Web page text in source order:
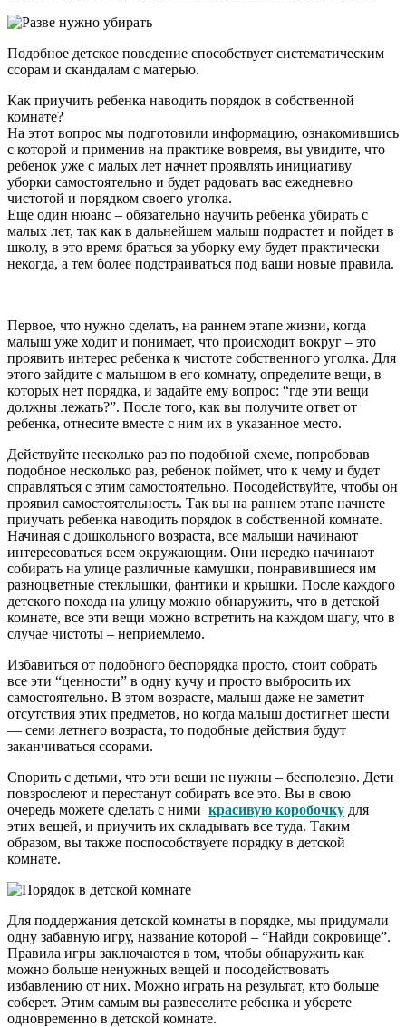
Подобное детское поведение способствует систематическим
ссорам и скандалам с матерью.
Как приучить ребенка наводить порядок в собственной
комнате?
На этот вопрос мы подготовили информацию, ознакомившись
с которой и применив на практике вовремя, вы увидите, что
ребенок уже с малых лет начнет проявлять инициативу
уборки самостоятельно и будет радовать вас ежедневно
чистотой и порядком своего уголка.
Еще один нюанс – обязательно научить ребенка убирать с
малых лет, так как в дальнейшем малыш подрастет и пойдет в
школу, в это время браться за уборку ему будет практически
некогда, а тем более подстраиваться под ваши новые правила.
Первое, что нужно сделать, на раннем этапе жизни, когда
малыш уже ходит и понимает, что происходит вокруг – это
проявить интерес ребенка к чистоте собственного уголка. Для
этого зайдите с малышом в его комнату, определите вещи, в
которых нет порядка, и задайте ему вопрос: “где эти вещи
должны лежать?”. После того, как вы получите ответ от
ребенка, отнесите вместе с ним их в указанное место.
Действуйте несколько раз по подобной схеме, попробовав
подобное несколько раз, ребенок поймет, что к чему и будет
справляться с этим самостоятельно. Посодействуйте, чтобы он
проявил самостоятельность. Так вы на раннем этапе начнете
приучать ребенка наводить порядок в собственной комнате.
Начиная с дошкольного возраста, все малыши начинают
интересоваться всем окружающим. Они нередко начинают
собирать на улице различные камушки, понравившиеся им
разноцветные стеклышки, фантики и крышки. После каждого
детского похода на улицу можно обнаружить, что в детской
комнате, все эти вещи можно встретить на каждом шагу, что в
случае чистоты – неприемлемо.
Избавиться от подобного беспорядка просто, стоит собрать
все эти “ценности” в одну кучу и просто выбросить их
самостоятельно. В этом возрасте, малыш даже не заметит
отсутствия этих предметов, но когда малыш достигнет шести
— семи летнего возраста, то подобные действия будут
заканчиваться ссорами.
Спорить с детьми, что эти вещи не нужны – бесполезно. Дети
повзрослеют и перестанут собирать все это. Вы в свою
очередь можете сделать с ними красивую коробочку для
этих вещей, и приучить их складывать все туда. Таким
образом, вы также поспособствуете порядку в детской
комнате.
Для поддержания детской комнаты в порядке, мы придумали
одну забавную игру, название которой – “Найди сокровище”.
Правила игры заключаются в том, чтобы обнаружить как
можно больше ненужных вещей и посодействовать
избавлению от них. Можно играть на результат, кто больше
соберет. Этим самым вы развеселите ребенка и уберете
одновременно в детской комнате.